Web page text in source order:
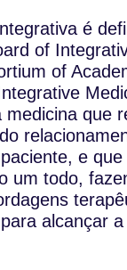
é
of
of
medicina que
e
um todo,
alcançar